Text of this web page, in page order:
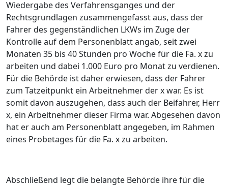
Wiedergabe des Verfahrensganges und der
Rechtsgrundlagen zusammengefasst aus, dass der
Fahrer des gegenständlichen LKWs im Zuge der
Kontrolle auf dem Personenblatt angab, seit zwei
Monaten 35 bis 40 Stunden pro Woche für die Fa. x zu
arbeiten und dabei 1.000 Euro pro Monat zu verdienen.
Für die Behörde ist daher erwiesen, dass der Fahrer
zum Tatzeitpunkt ein Arbeitnehmer der x war. Es ist
somit davon auszugehen, dass auch der Beifahrer, Herr
x, ein Arbeitnehmer dieser Firma war. Abgesehen davon
hat er auch am Personenblatt angegeben, im Rahmen
eines Probetages für die Fa. x zu arbeiten.
Abschließend legt die belangte Behörde ihre für die